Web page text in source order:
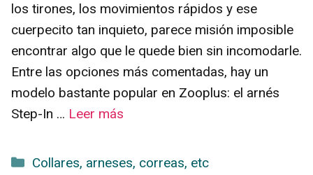
los tirones, los movimientos rápidos y ese
cuerpecito tan inquieto, parece misión imposible
encontrar algo que le quede bien sin incomodarle.
Entre las opciones más comentadas, hay un
modelo bastante popular en Zooplus: el arnés
Step-In … Leer más
Categorías
Collares, arneses, correas, etc